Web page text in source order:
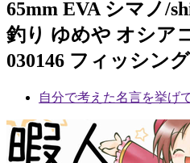
65mm EVA シマノ/
釣り ゆめや オシア
030146 フィッシン
自分で考えた名言を挙げ